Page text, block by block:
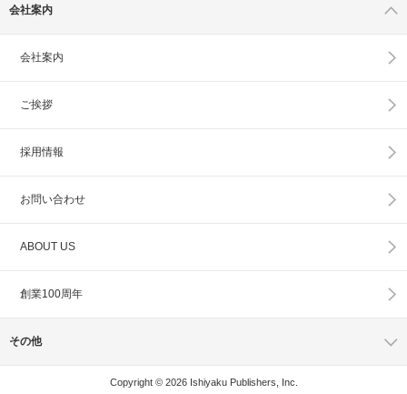
会社案内
会社案内
ご挨拶
採用情報
お問い合わせ
ABOUT US
創業100周年
その他
Copyright © 2026 Ishiyaku Publishers, Inc.